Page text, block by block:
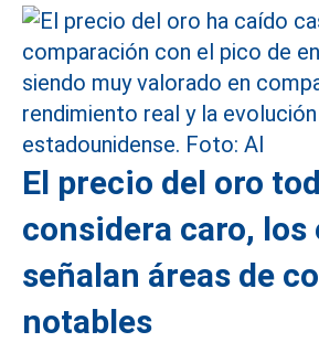
El precio del oro
considera caro, los
señalan áreas de
notables